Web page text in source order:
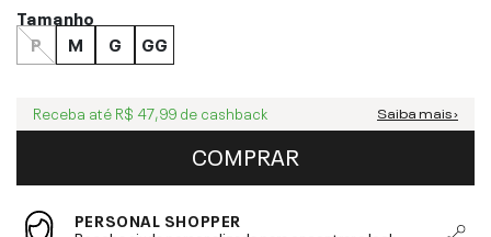
Tamanho
P
M G GG
Receba até R$ 47,99 de cashback Saiba mais ›
COMPRAR
PERSONAL SHOPPER